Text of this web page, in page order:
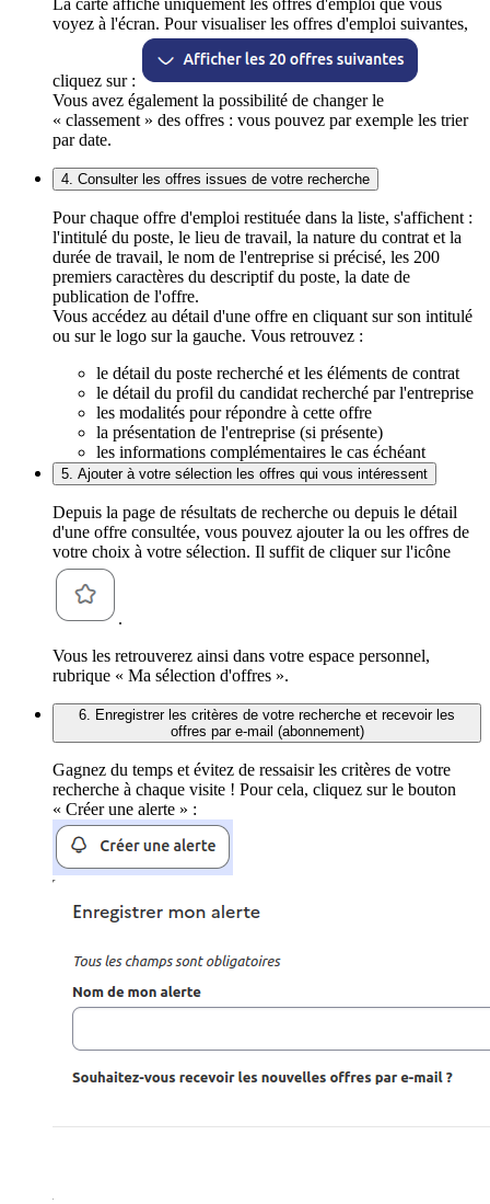
La carte affiche uniquement les offres d'emploi que vous
voyez à l'écran. Pour visualiser les offres d'emploi suivantes,
cliquez sur :
Vous avez également la possibilité de changer le
« classement » des offres : vous pouvez par exemple les trier
par date.
4. Consulter les offres issues de votre recherche
Pour chaque offre d'emploi restituée dans la liste, s'affichent :
l'intitulé du poste, le lieu de travail, la nature du contrat et la
durée de travail, le nom de l'entreprise si précisé, les 200
premiers caractères du descriptif du poste, la date de
publication de l'offre.
Vous accédez au détail d'une offre en cliquant sur son intitulé
ou sur le logo sur la gauche. Vous retrouvez :
le détail du poste recherché et les éléments de contrat
le détail du profil du candidat recherché par l'entreprise
les modalités pour répondre à cette offre
la présentation de l'entreprise (si présente)
les informations complémentaires le cas échéant
5. Ajouter à votre sélection les offres qui vous intéressent
Depuis la page de résultats de recherche ou depuis le détail
d'une offre consultée, vous pouvez ajouter la ou les offres de
votre choix à votre sélection. Il suffit de cliquer sur l'icône
.
Vous les retrouverez ainsi dans votre espace personnel,
rubrique « Ma sélection d'offres ».
6. Enregistrer les critères de votre recherche et recevoir les
offres par e-mail (abonnement)
Gagnez du temps et évitez de ressaisir les critères de votre
recherche à chaque visite ! Pour cela, cliquez sur le bouton
« Créer une alerte » :